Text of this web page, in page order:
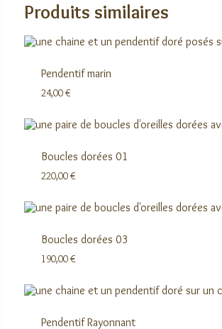
Produits similaires
Pendentif marin
24,00€
Boucles dorées 01
220,00€
Boucles dorées 03
190,00€
Pendentif Rayonnant